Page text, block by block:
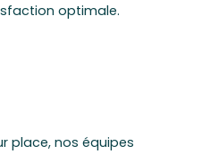
optimale.
place, nos équipes